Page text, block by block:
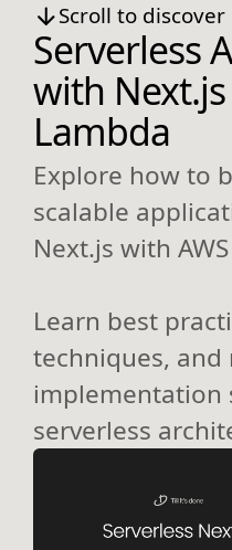
Scroll to discover
Serverless
with Next.js
Lambda
Explore how to
scalable
Next.js with
Learn best
techniques, and
implementation
serverless